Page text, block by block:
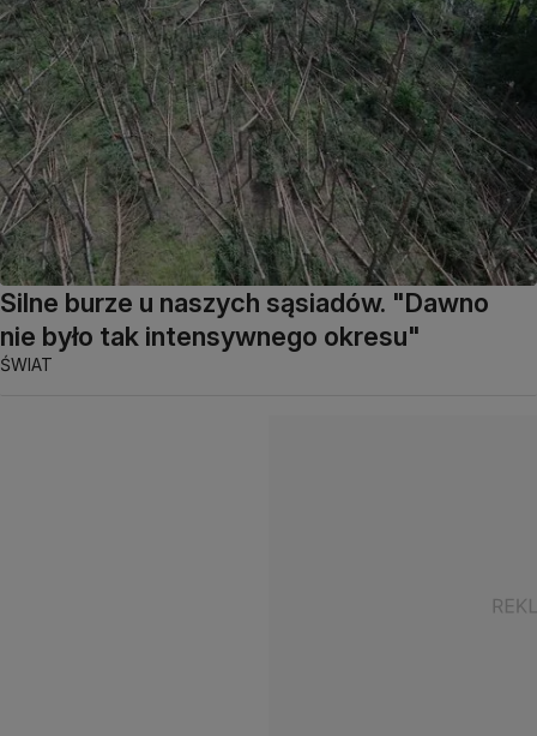
Silne burze u naszych sąsiadów. "Dawno
nie było tak intensywnego okresu"
ŚWIAT